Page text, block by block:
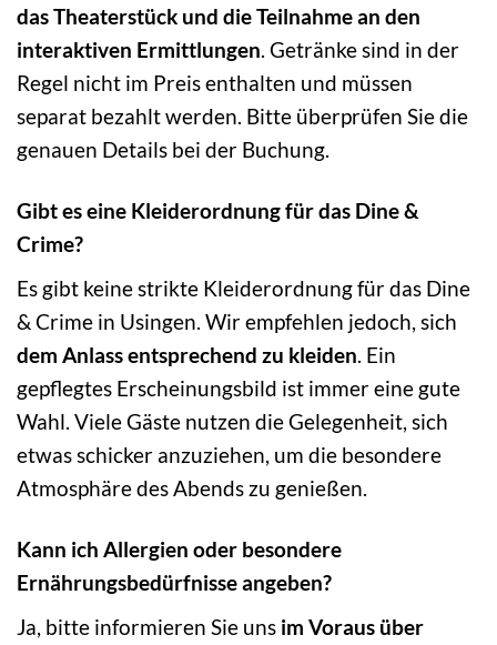
das Theaterstück und die Teilnahme an den
interaktiven Ermittlungen. Getränke sind in der
Regel nicht im Preis enthalten und müssen
separat bezahlt werden. Bitte überprüfen Sie die
genauen Details bei der Buchung.
Gibt es eine Kleiderordnung für das Dine &
Crime?
Es gibt keine strikte Kleiderordnung für das Dine
& Crime in Usingen. Wir empfehlen jedoch, sich
dem Anlass entsprechend zu kleiden. Ein
gepflegtes Erscheinungsbild ist immer eine gute
Wahl. Viele Gäste nutzen die Gelegenheit, sich
etwas schicker anzuziehen, um die besondere
Atmosphäre des Abends zu genießen.
Kann ich Allergien oder besondere
Ernährungsbedürfnisse angeben?
Ja, bitte informieren Sie uns im Voraus über